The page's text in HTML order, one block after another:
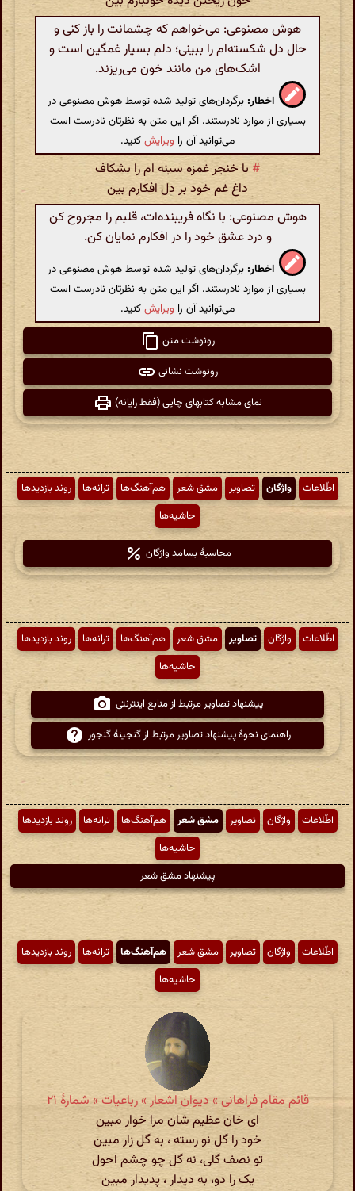
هوش مصنوعی: می‌خواهم که چشمانت را باز کنی و
حال دل شکسته‌ام را ببینی؛ دلم بسیار غمگین است و
اشک‌های من مانند خون می‌ریزند.
اخطار: برگردان‌های تولید شده توسط هوش مصنوعی در
بسیاری از موارد نادرستند. اگر این متن به نظرتان نادرست است
می‌توانید آن را ویرایشکنید.
# با خنجر غمزه سینه ام را بشکاف
داغ غم خود بر دل افکارم بین
هوش مصنوعی: با نگاه فریبنده‌ات، قلبم را مجروح کن
و درد عشق خود را در افکارم نمایان کن.
اخطار: برگردان‌های تولید شده توسط هوش مصنوعی در
بسیاری از موارد نادرستند. اگر این متن به نظرتان نادرست است
می‌توانید آن را ویرایشکنید.
رونوشت متن
رونوشت نشانی
نمای مشابه کتابهای چاپی (فقط رایانه)
اطّلاعات واژگان تصاویر مشق شعر هم‌آهنگ‌ها ترانه‌ها
روند بازدیدها
حاشیه‌ها
محاسبهٔ بسامد واژگان
اطّلاعات واژگان تصاویر مشق شعر هم‌آهنگ‌ها ترانه‌ها
روند بازدیدها
حاشیه‌ها
پیشنهاد تصاویر مرتبط از منابع اینترنتی
راهنمای نحوهٔ پیشنهاد تصاویر مرتبط از گنجینهٔ گنجور
اطّلاعات واژگان تصاویر مشق شعر هم‌آهنگ‌ها ترانه‌ها
روند بازدیدها
حاشیه‌ها
پیشنهاد مشق شعر
اطّلاعات واژگان تصاویر مشق شعر هم‌آهنگ‌ها ترانه‌ها
روند بازدیدها
حاشیه‌ها
قائم مقام فراهانی » دیوان اشعار » رباعیات » شمارهٔ ۲۱
ای خان عظیم شان مرا خوار مبین
خود را گل نو رسته ، به گل زار مبین
تو نصف گلی، نه گل چو چشم احول
یک را دو، به دیدار ، پدیدار مبین